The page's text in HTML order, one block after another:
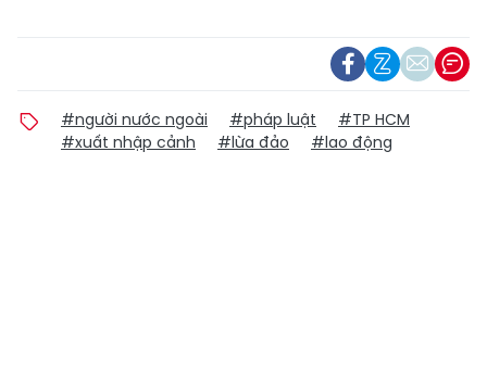
#người nước ngoài #pháp luật
#TP HCM
#xuất nhập cảnh
#lừa đảo #lao động